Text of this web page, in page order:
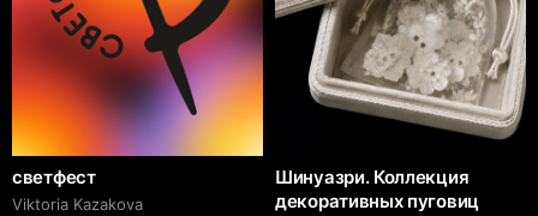
светфест
Viktoria Kazakova
Шинуазри. Коллекция
декоративных пуговиц